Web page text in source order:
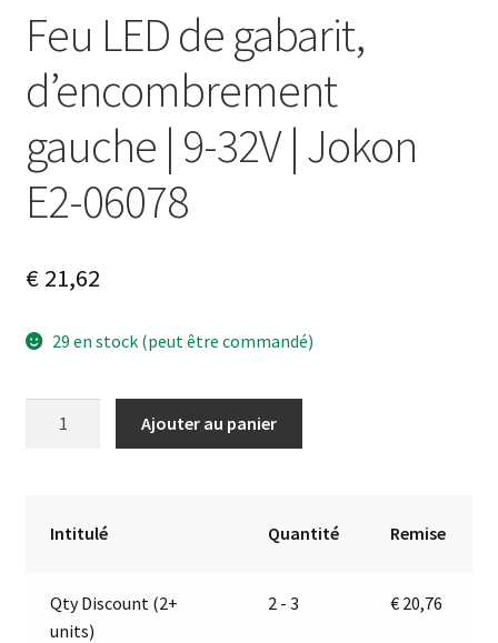
Feu LED de gabarit,
d’encombrement
gauche | 9-32V | Jokon
E2-06078
€21,62
29 en stock (peut être commandé)
gauche
Ajouter au panier
Intitulé Quantité Remise
Qty Discount (2+
units)
2 - 3 € 20,76